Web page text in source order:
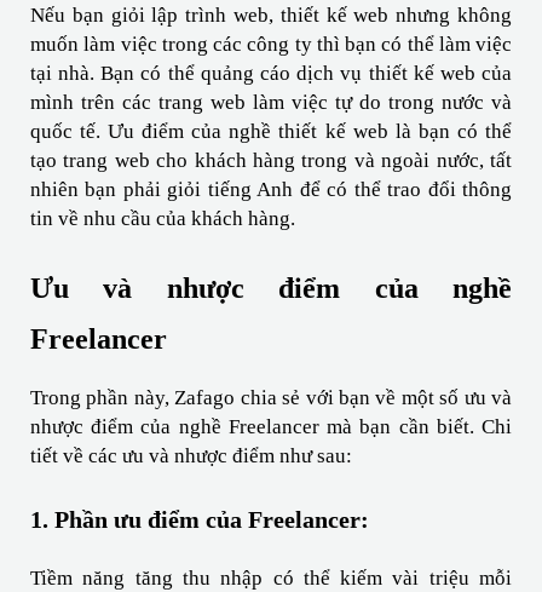
Nếu bạn giỏi lập trình web, thiết kế web nhưng không
muốn làm việc trong các công ty thì bạn có thể làm việc
tại nhà. Bạn có thể quảng cáo dịch vụ thiết kế web của
mình trên các trang web làm việc tự do trong nước và
quốc tế. Ưu điểm của nghề thiết kế web là bạn có thể
tạo trang web cho khách hàng trong và ngoài nước, tất
nhiên bạn phải giỏi tiếng Anh để có thể trao đổi thông
tin về nhu cầu của khách hàng.
Ưu và nhược điểm của nghề
Freelancer
Trong phần này, Zafago chia sẻ với bạn về một số ưu và
nhược điểm của nghề Freelancer mà bạn cần biết. Chi
tiết về các ưu và nhược điểm như sau:
1. Phần ưu điểm của Freelancer:
Tiềm năng tăng thu nhập có thể kiếm vài triệu mỗi